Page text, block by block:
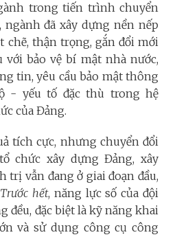
trong tiến trình chuyển
ngành đã xây dựng nền nếp
chẽ, thận trọng, gắn đổi mới
bảo vệ bí mật nhà nước,
tin, yêu cầu bảo mật thông
- yếu tố đặc thù trong hệ
của Đảng.
tích cực, nhưng chuyển đổi
chức xây dựng Đảng, xây
trị vẫn đang ở giai đoạn đầu,
Trước hết, năng lực số của đội
đều, đặc biệt là kỹ năng khai
và sử dụng công cụ công